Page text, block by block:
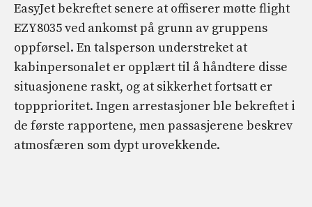
EasyJet bekreftet senere at offiserer møtte flight
EZY8035 ved ankomst på grunn av gruppens
oppførsel. En talsperson understreket at
kabinpersonalet er opplært til å håndtere disse
situasjonene raskt, og at sikkerhet fortsatt er
toppprioritet. Ingen arrestasjoner ble bekreftet i
de første rapportene, men passasjerene beskrev
atmosfæren som dypt urovekkende.